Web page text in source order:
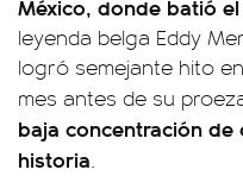
México, donde batió
leyenda belga Eddy
logró semejante hito
mes antes de su
baja concentración
historia.